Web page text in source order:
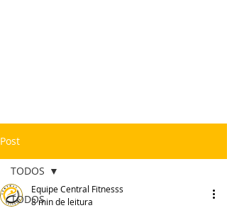
Post
TODOS
TODOS
Equipe Central Fitnesss
8 min de leitura